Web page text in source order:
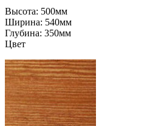
Высота: 500мм
Ширина: 540мм
Глубина: 350мм
Цвет